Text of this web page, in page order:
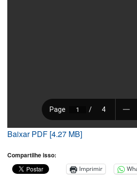
Baixar PDF [4.27 MB]
Compartilhe isso:
Imprimir